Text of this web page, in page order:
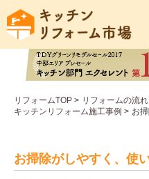
リフォームTOP > リフォームの流れ
キッチンリフォーム施工事例 > お
お掃除がしやすく、使